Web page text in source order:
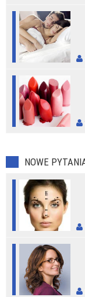
NOWE